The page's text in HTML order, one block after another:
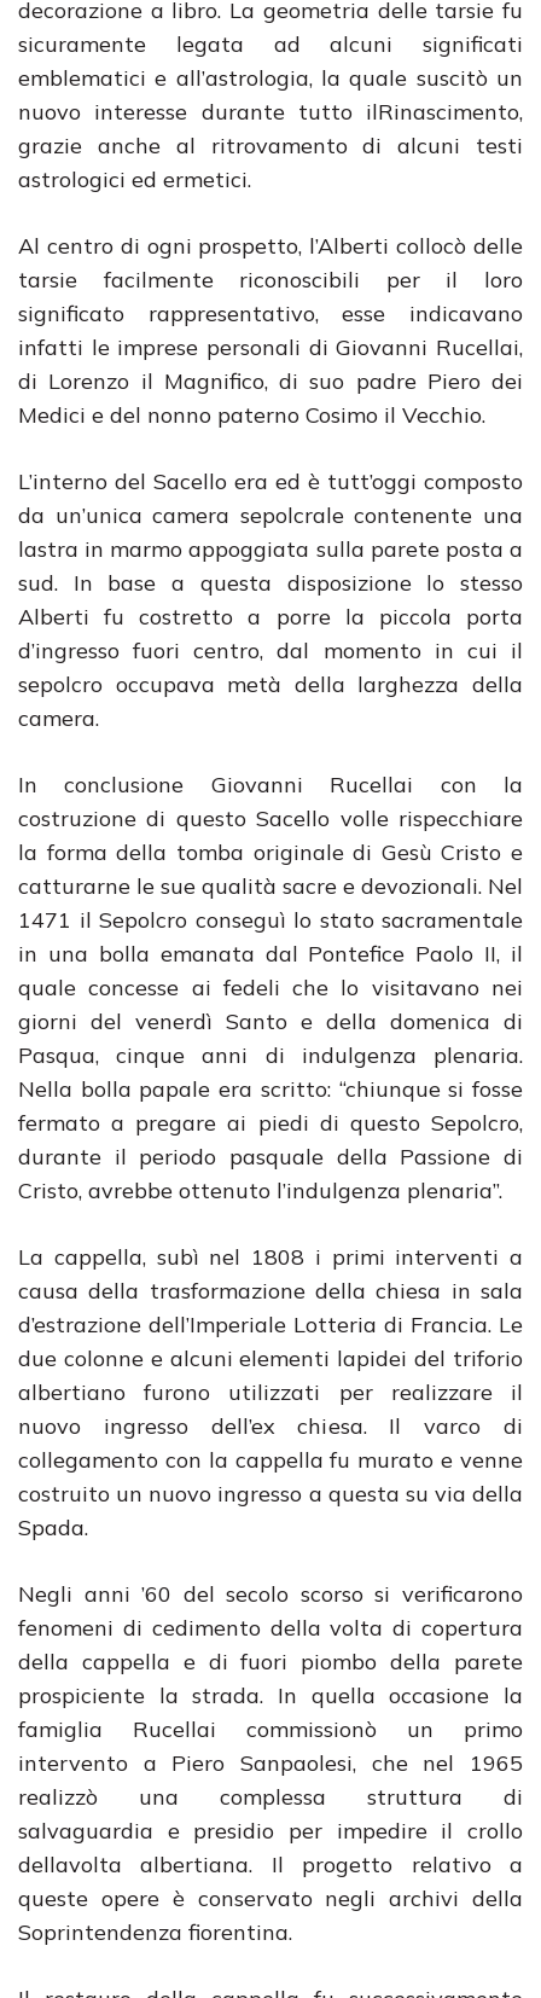
decorazione a libro. La geometria delle tarsie fu
sicuramente legata ad alcuni significati
emblematici e all’astrologia, la quale suscitò un
nuovo interesse durante tutto ilRinascimento,
grazie anche al ritrovamento di alcuni testi
astrologici ed ermetici.
Al centro di ogni prospetto, l’Alberti collocò delle
tarsie facilmente riconoscibili per il loro
significato rappresentativo, esse indicavano
infatti le imprese personali di Giovanni Rucellai,
di Lorenzo il Magnifico, di suo padre Piero dei
Medici e del nonno paterno Cosimo il Vecchio.
L’interno del Sacello era ed è tutt’oggi composto
da un’unica camera sepolcrale contenente una
lastra in marmo appoggiata sulla parete posta a
sud. In base a questa disposizione lo stesso
Alberti fu costretto a porre la piccola porta
d’ingresso fuori centro, dal momento in cui il
sepolcro occupava metà della larghezza della
camera.
In conclusione Giovanni Rucellai con la
costruzione di questo Sacello volle rispecchiare
la forma della tomba originale di Gesù Cristo e
catturarne le sue qualità sacre e devozionali. Nel
1471 il Sepolcro conseguì lo stato sacramentale
in una bolla emanata dal Pontefice Paolo II, il
quale concesse ai fedeli che lo visitavano nei
giorni del venerdì Santo e della domenica di
Pasqua, cinque anni di indulgenza plenaria.
Nella bolla papale era scritto: “chiunque si fosse
fermato a pregare ai piedi di questo Sepolcro,
durante il periodo pasquale della Passione di
Cristo, avrebbe ottenuto l’indulgenza plenaria”.
La cappella, subì nel 1808 i primi interventi a
causa della trasformazione della chiesa in sala
d’estrazione dell’Imperiale Lotteria di Francia. Le
due colonne e alcuni elementi lapidei del triforio
albertiano furono utilizzati per realizzare il
nuovo ingresso dell’ex chiesa. Il varco di
collegamento con la cappella fu murato e venne
costruito un nuovo ingresso a questa su via della
Spada.
Negli anni ’60 del secolo scorso si verificarono
fenomeni di cedimento della volta di copertura
della cappella e di fuori piombo della parete
prospiciente la strada. In quella occasione la
famiglia Rucellai commissionò un primo
intervento a Piero Sanpaolesi, che nel 1965
realizzò una complessa struttura di
salvaguardia e presidio per impedire il crollo
dellavolta albertiana. Il progetto relativo a
queste opere è conservato negli archivi della
Soprintendenza fiorentina.